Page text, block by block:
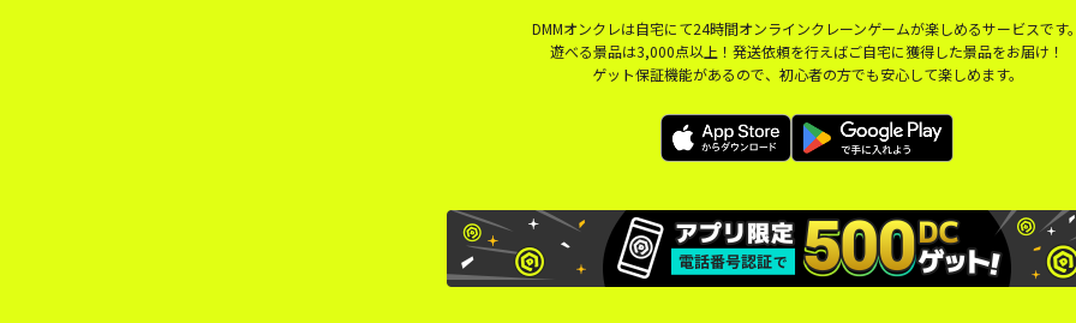
DMMオンクレは自宅にて24時間オンラインクレーンゲームが楽しめるサービスです
遊べる景品は3,000点以上！発送依頼を行えばご自宅に獲得した景品をお届け！
ゲット保証機能があるので、初心者の方でも安心して楽しめます。